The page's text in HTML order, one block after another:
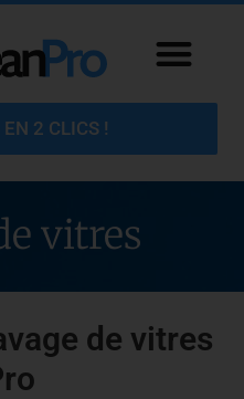
2 CLICS !
vitres
de vitres